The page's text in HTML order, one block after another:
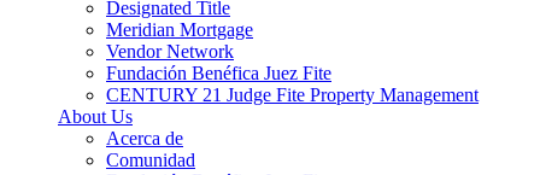
Designated Title
Meridian Mortgage
Vendor Network
Fundación Benéfica Juez Fite
CENTURY 21 Judge Fite Property Management
About Us
Acerca de
Comunidad